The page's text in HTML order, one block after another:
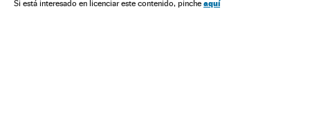
Si está interesado en licenciar este contenido, pinche aquí